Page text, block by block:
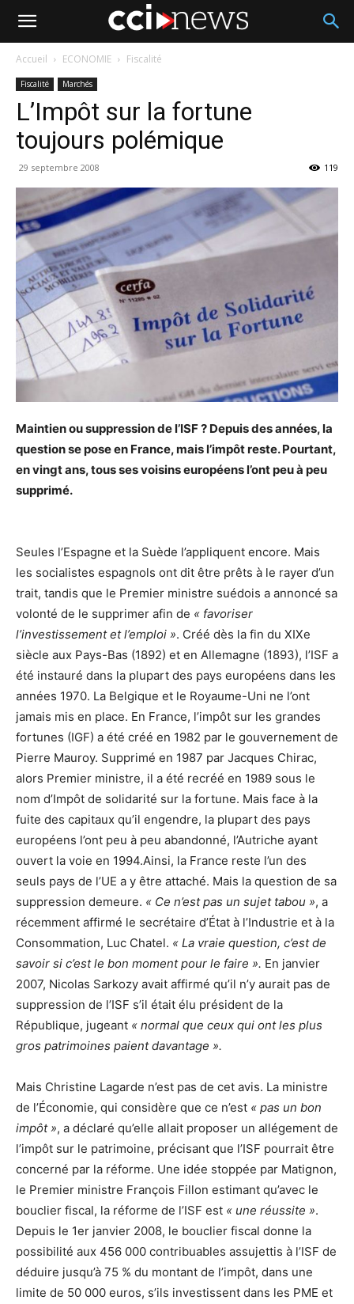
Accueil ECONOMIE Fiscalité
Fiscalité Marchés
L’Impôt sur la fortune
toujours polémique
29 septembre 2008 119
Maintien ou suppression de l’ISF ? Depuis des années, la
question se pose en France, mais l’impôt reste. Pourtant,
en vingt ans, tous ses voisins européens l’ont peu à peu
supprimé.
Seules l’Espagne et la Suède l’appliquent encore. Mais
les socialistes espagnols ont dit être prêts à le rayer d’un
trait, tandis que le Premier ministre suédois a annoncé sa
volonté de le supprimer afin de « favoriser
l’investissement et l’emploi ». Créé dès la fin du XIXe
siècle aux Pays-Bas (1892) et en Allemagne (1893), l’ISF a
été instauré dans la plupart des pays européens dans les
années 1970. La Belgique et le Royaume-Uni ne l’ont
jamais mis en place. En France, l’impôt sur les grandes
fortunes (IGF) a été créé en 1982 par le gouvernement de
Pierre Mauroy. Supprimé en 1987 par Jacques Chirac,
alors Premier ministre, il a été recréé en 1989 sous le
nom d’Impôt de solidarité sur la fortune. Mais face à la
fuite des capitaux qu’il engendre, la plupart des pays
européens l’ont peu à peu abandonné, l’Autriche ayant
ouvert la voie en 1994.Ainsi, la France reste l’un des
seuls pays de l’UE a y être attaché. Mais la question de sa
suppression demeure. « Ce n’est pas un sujet tabou », a
récemment affirmé le secrétaire d’État à l’Industrie et à la
Consommation, Luc Chatel. « La vraie question, c’est de
savoir si c’est le bon moment pour le faire ». En janvier
2007, Nicolas Sarkozy avait affirmé qu’il n’y aurait pas de
suppression de l’ISF s’il était élu président de la
République, jugeant « normal que ceux qui ont les plus
gros patrimoines paient davantage ».
Mais Christine Lagarde n’est pas de cet avis. La ministre
de l’Économie, qui considère que ce n’est « pas un bon
impôt », a déclaré qu’elle allait proposer un allégement de
l’impôt sur le patrimoine, précisant que l’ISF pourrait être
concerné par la réforme. Une idée stoppée par Matignon,
le Premier ministre François Fillon estimant qu’avec le
bouclier fiscal, la réforme de l’ISF est « une réussite ».
Depuis le 1er janvier 2008, le bouclier fiscal donne la
possibilité aux 456 000 contribuables assujettis à l’ISF de
déduire jusqu’à 75 % du montant de l’impôt, dans une
limite de 50 000 euros, s’ils investissent dans les PME et